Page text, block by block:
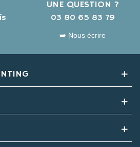
UNE QUESTION ?
03 80 65 83 79
➡️ Nous écrire